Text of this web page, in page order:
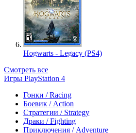
Hogwarts - Legacy (PS4)
Смотреть все
Игры PlayStation 4
Гонки / Racing
Боевик / Action
Стратегии / Strategy
Драки / Fighting
Приключения / Adventure